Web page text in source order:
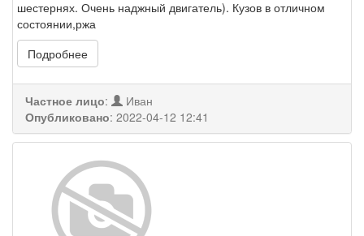
шестернях. Очень наджный двигатель). Кузов в отличном
состоянии,ржа
Подробнее
Частное лицо:
Иван
Опубликовано: 2022-04-12 12:41